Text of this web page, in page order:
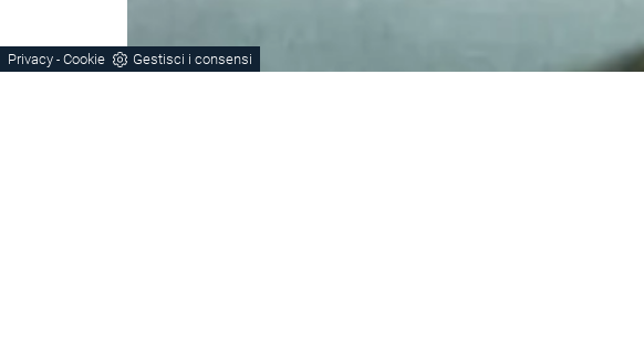
Privacy - Cookie Gestisci i consensi